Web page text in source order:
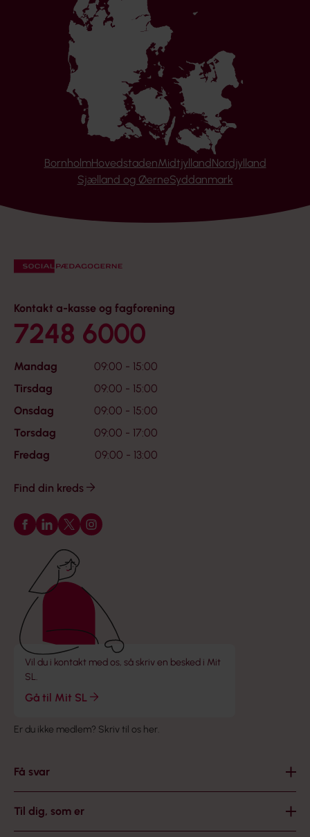
BornholmHovedstadenMidtjyllandNordjylland
Sjælland og ØerneSyddanmark
Kontakt a-kasse og fagforening
7248 6000
Mandag
09:00 - 15:00
Tirsdag
09:00 - 15:00
Onsdag
09:00 - 15:00
Torsdag
09:00 - 17:00
Fredag
09:00 - 13:00
Find din kreds
Følg os på Facebook
Følg os på LinkedIn
Følg os på X
Følg os på Instagram
Vil du i kontakt med os, så skriv en besked i Mit
SL.
Gå til Mit SL
Er du ikke medlem? Skriv til os her.
Få svar
Til dig, som er